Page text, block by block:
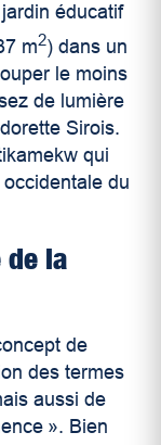
éducatif
m2) dans un
le moins
de lumière
Sirois.
qui
du
de la
de
des termes
aussi de
». Bien